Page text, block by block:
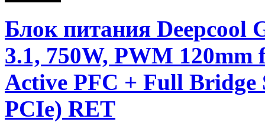
Блок питания Deepcool
3.1, 750W, PWM
Active PFC + Full
PCIe) RET